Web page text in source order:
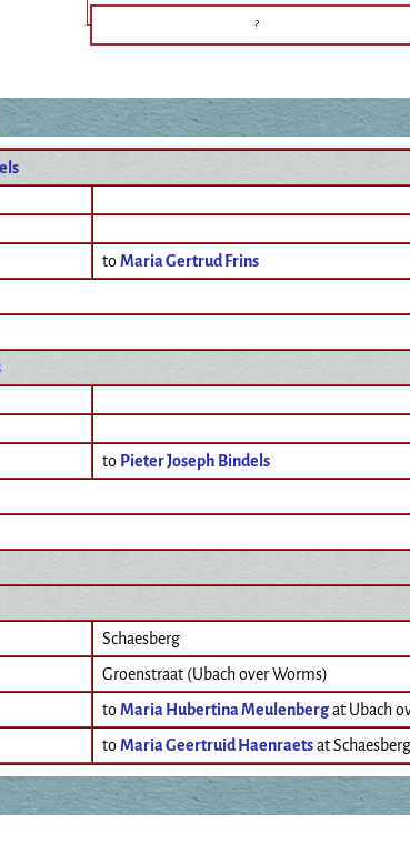
?
toMaria Gertrud Frins
to Pieter Joseph Bindels
Schaesberg
Groenstraat (Ubach over Worms)
toMaria Hubertina Meulenbergat Ubach
toMaria Geertruid Haenraetsat Schaesberg